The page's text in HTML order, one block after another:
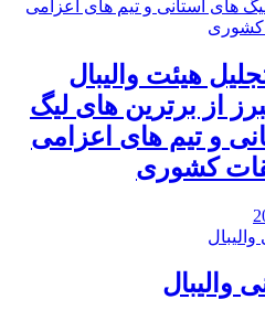
هیئت والیبال
از برترین های لیگ
و تیم های اعزامی
کشوری
والیبال